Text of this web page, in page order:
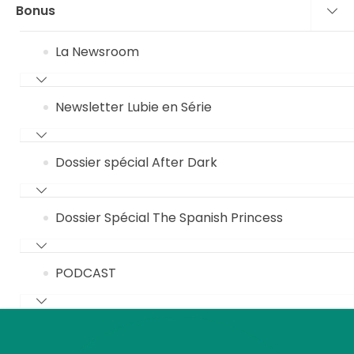
Bonus
La Newsroom
Newsletter Lubie en Série
Dossier spécial After Dark
Dossier Spécial The Spanish Princess
PODCAST